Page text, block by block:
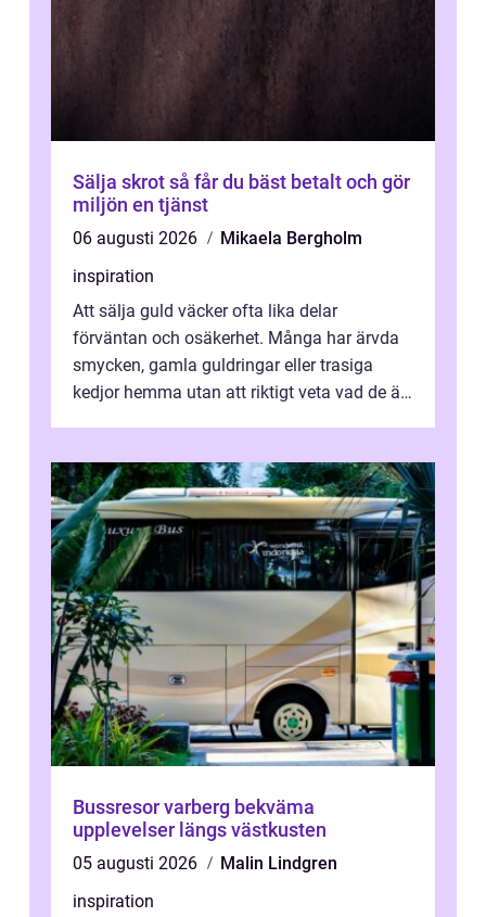
Sälja skrot så får du bäst betalt och gör
miljön en tjänst
06 augusti 2026
Mikaela Bergholm
inspiration
Att sälja guld väcker ofta lika delar
förväntan och osäkerhet. Många har ärvda
smycken, gamla guldringar eller trasiga
kedjor hemma utan att riktigt veta vad de är
Bussresor varberg bekväma
upplevelser längs västkusten
05 augusti 2026
Malin Lindgren
inspiration